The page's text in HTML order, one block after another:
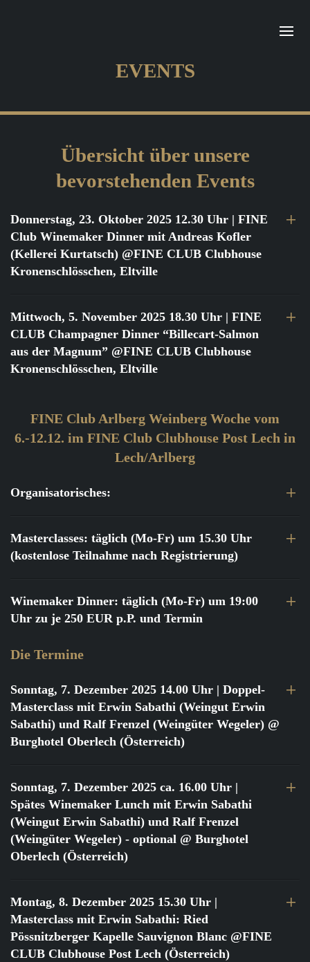
EVENTS
Übersicht über unsere
bevorstehenden Events
Donnerstag, 23. Oktober 2025 12.30 Uhr | FINE
Club Winemaker Dinner mit Andreas Kofler
(Kellerei Kurtatsch) @FINE CLUB Clubhouse
Kronenschlösschen, Eltville
Mittwoch, 5. November 2025 18.30 Uhr | FINE
CLUB Champagner Dinner “Billecart-Salmon
aus der Magnum” @FINE CLUB Clubhouse
Kronenschlösschen, Eltville
FINE Club Arlberg Weinberg Woche vom
6.-12.12. im FINE Club Clubhouse Post Lech in
Lech/Arlberg
Organisatorisches:
Masterclasses: täglich (Mo-Fr) um 15.30 Uhr
(kostenlose Teilnahme nach Registrierung)
Winemaker Dinner: täglich (Mo-Fr) um 19:00
Uhr zu je 250 EUR p.P. und Termin
Die Termine
Sonntag, 7. Dezember 2025 14.00 Uhr | Doppel-
Masterclass mit Erwin Sabathi (Weingut Erwin
Sabathi) und Ralf Frenzel (Weingüter Wegeler) @
Burghotel Oberlech (Österreich)
Sonntag, 7. Dezember 2025 ca. 16.00 Uhr |
Spätes Winemaker Lunch mit Erwin Sabathi
(Weingut Erwin Sabathi) und Ralf Frenzel
(Weingüter Wegeler) - optional @ Burghotel
Oberlech (Österreich)
Montag, 8. Dezember 2025 15.30 Uhr |
Masterclass mit Erwin Sabathi: Ried
Pössnitzberger Kapelle Sauvignon Blanc @FINE
CLUB Clubhouse Post Lech (Österreich)